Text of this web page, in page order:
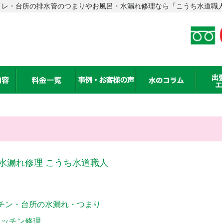
レ・台所の排水管のつまりやお風呂・水漏れ修理なら「こうち水道職
漏れ修理 こうち水道職人
ン・台所の水漏れ・つまり
チン修理